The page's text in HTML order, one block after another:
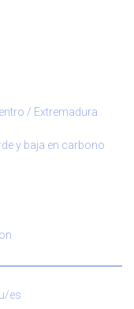
/ Extremadura
y baja en carbono
es